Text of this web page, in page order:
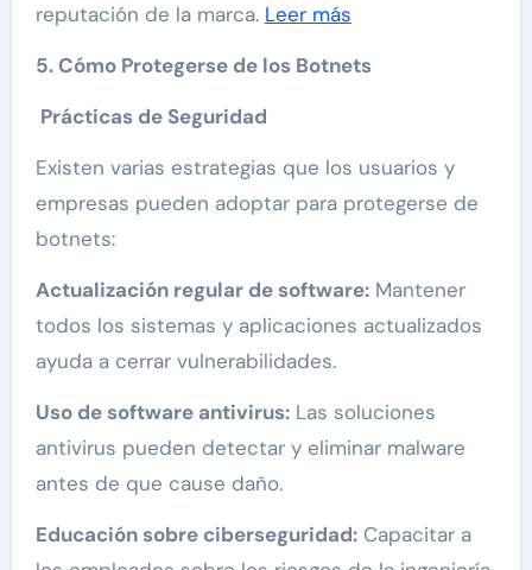
reputación de la marca. Leer más
5. Cómo Protegerse de los Botnets
Prácticas de Seguridad
Existen varias estrategias que los usuarios y
empresas pueden adoptar para protegerse de
botnets:
Actualización regular de software:Mantener
todos los sistemas y aplicaciones actualizados
ayuda a cerrar vulnerabilidades.
Uso de software antivirus:Las soluciones
antivirus pueden detectar y eliminar malware
antes de que cause daño.
Educación sobre ciberseguridad:Capacitar a